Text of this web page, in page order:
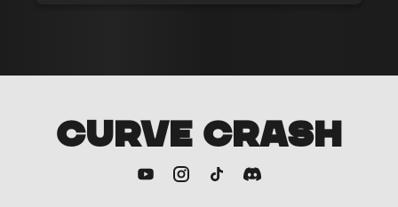
CURVE CRASH